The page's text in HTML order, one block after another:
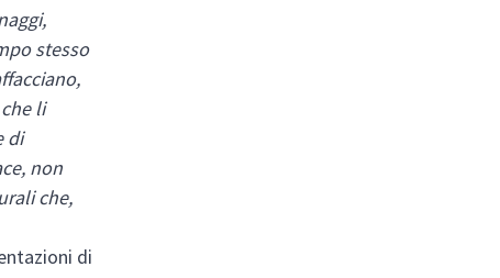
stesso
li
di
non
che,
di